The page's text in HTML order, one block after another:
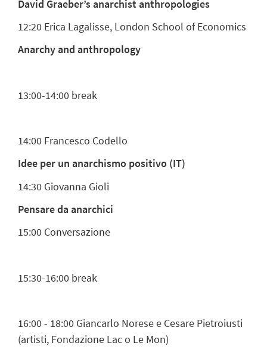
David Graeber’s anarchist anthropologies
12:20 Erica Lagalisse, London School of Economics
Anarchy and anthropology
13:00-14:00 break
14:00 Francesco Codello
Idee per un anarchismo positivo (IT)
14:30 Giovanna Gioli
Pensare da anarchici
15:00 Conversazione
15:30-16:00 break
16:00 - 18:00 Giancarlo Norese e Cesare Pietroiusti
(artisti, Fondazione Lac o Le Mon)